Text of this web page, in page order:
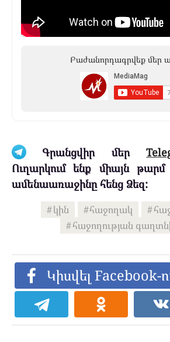
Բաժանորդագրվեք մեր
Գրանցվիր մեր
Ուղարկում ենք միայն
ամենաառաջինը հենց Ձեզ:
կին հաջողակ
հաջողության
Կիսվել Facebook-